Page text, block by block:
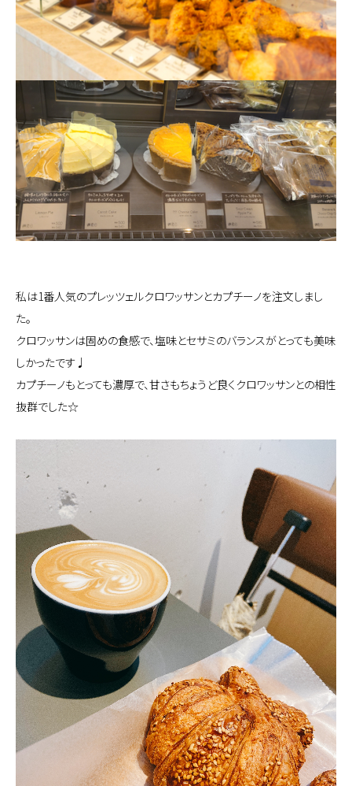
私は1番人気のプレッツェルクロワッサンとカプチーノを注文しまし
た。
クロワッサンは固めの食感で、塩味とセサミのバランスがとっても美味
しかったです♩
カプチーノもとっても濃厚で、甘さもちょうど良くクロワッサンとの相性
抜群でした☆